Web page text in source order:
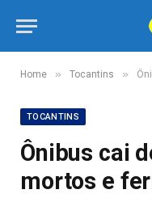
Home » Tocantins »
TOCANTINS
Ônibus cai
mortos e